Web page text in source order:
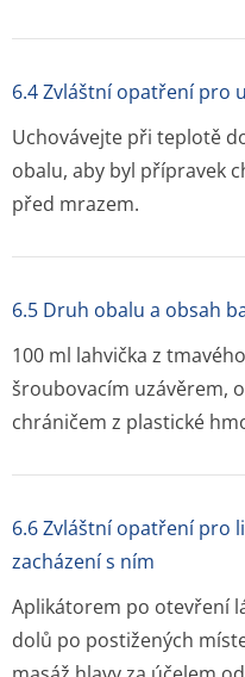
6.4 Zvláštní opatření pro
Uchovávejte při teplotě
obalu, aby byl přípravek
před mrazem.
6.5 Druh obalu a obsah
100 ml lahvička z
šroubovacím uzávěrem,
chráničem z plastické
6.6 Zvláštní opatření pro
zacházení s ním
Aplikátorem po otevření
dolů po postižených